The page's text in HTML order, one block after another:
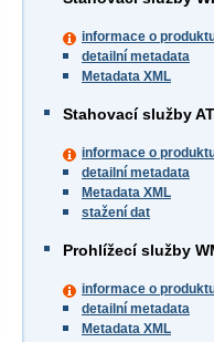
informace o
detailní metadata
Metadata XML
Stahovací služby
informace o
detailní metadata
Metadata XML
stažení dat
Prohlížecí služby
informace o
detailní metadata
Metadata XML